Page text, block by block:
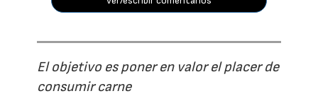
El objetivo es poner en valor el placer de
consumir carne